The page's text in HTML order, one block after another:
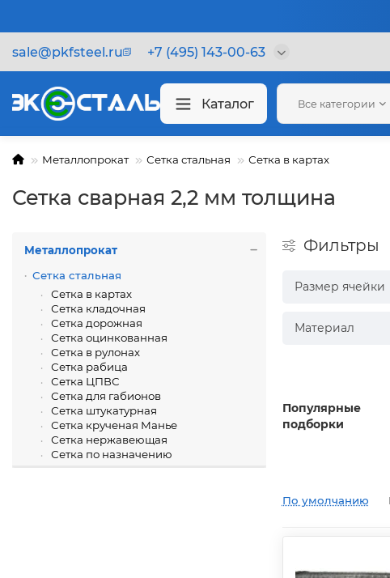
sale@pkfsteel.ru +7 (495) 143-00-63
Каталог Все категории
Металлопрокат Сетка стальная Сетка в картах
Сетка сварная 2,2 мм толщина
Металлопрокат
Сетка стальная
Сетка в картах
Сетка кладочная
Сетка дорожная
Сетка оцинкованная
Сетка в рулонах
Сетка рабица
Сетка ЦПВС
Сетка для габионов
Сетка штукатурная
Сетка крученая Манье
Сетка нержавеющая
Сетка по назначению
Фильтры
Размер ячейки
Материал
Популярные
подборки
По умолчанию